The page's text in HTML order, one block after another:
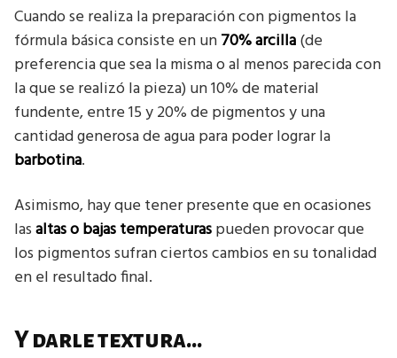
Cuando se realiza la preparación con pigmentos la
fórmula básica consiste en un70% arcilla(de
preferencia que sea la misma o al menos parecida con
la que se realizó la pieza) un 10% de material
fundente, entre 15 y 20% de pigmentos y una
cantidad generosa de agua para poder lograr la
barbotina.
Asimismo, hay que tener presente que en ocasiones
lasaltas o bajas temperaturaspueden provocar que
los pigmentos sufran ciertos cambios en su tonalidad
en el resultado final.
Y darle textura…